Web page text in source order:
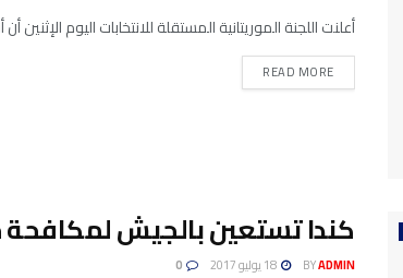
أعلنت اللجنة الموريتانية المستقلة للانتخابات اليوم
READ MORE
كندا تستعين بالجيش لمكافحة حرائق
BYADMIN